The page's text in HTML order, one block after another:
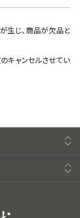
生じ、商品が欠品と
キャンセルさせてい